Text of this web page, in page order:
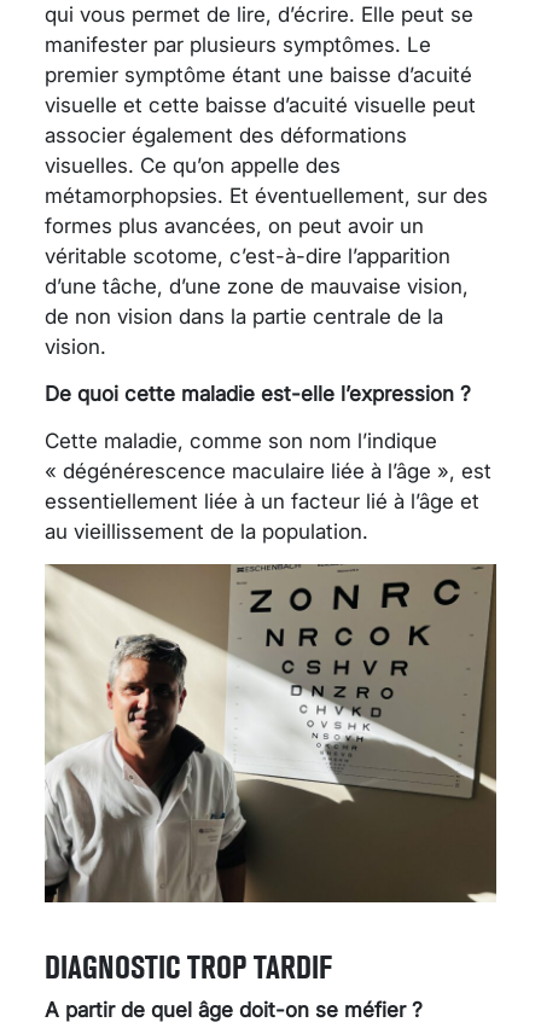
qui vous permet de lire, d’écrire. Elle peut se
manifester par plusieurs symptômes. Le
premier symptôme étant une baisse d’acuité
visuelle et cette baisse d’acuité visuelle peut
associer également des déformations
visuelles. Ce qu’on appelle des
métamorphopsies. Et éventuellement, sur des
formes plus avancées, on peut avoir un
véritable scotome, c’est-à-dire l’apparition
d’une tâche, d’une zone de mauvaise vision,
de non vision dans la partie centrale de la
vision.
De quoi cette maladie est-elle l’expression ?
Cette maladie, comme son nom l’indique
« dégénérescence maculaire liée à l’âge », est
essentiellement liée à un facteur lié à l’âge et
au vieillissement de la population.
DIAGNOSTIC TROP TARDIF
A partir de quel âge doit-on se méfier ?